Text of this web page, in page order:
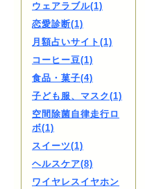
ウェアラブル(1)
恋愛診断(1)
月額占いサイト(1)
コーヒー豆(1)
食品・菓子(4)
子ども服、マスク(1)
空間除菌自律走行ロ
ボ(1)
スイーツ(1)
ヘルスケア(8)
ワイヤレスイヤホン